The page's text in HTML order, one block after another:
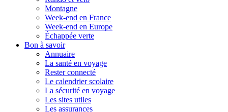
Montagne
Week-end en France
Week-end en Europe
Échappée verte
Bon à savoir
Annuaire
La santé en voyage
Rester connecté
Le calendrier scolaire
La sécurité en voyage
Les sites utiles
Les assurances